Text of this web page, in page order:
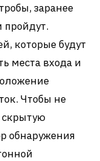
заранее
пройдут.
которые будут
места входа и
Чтобы не
скрытую
обнаружения